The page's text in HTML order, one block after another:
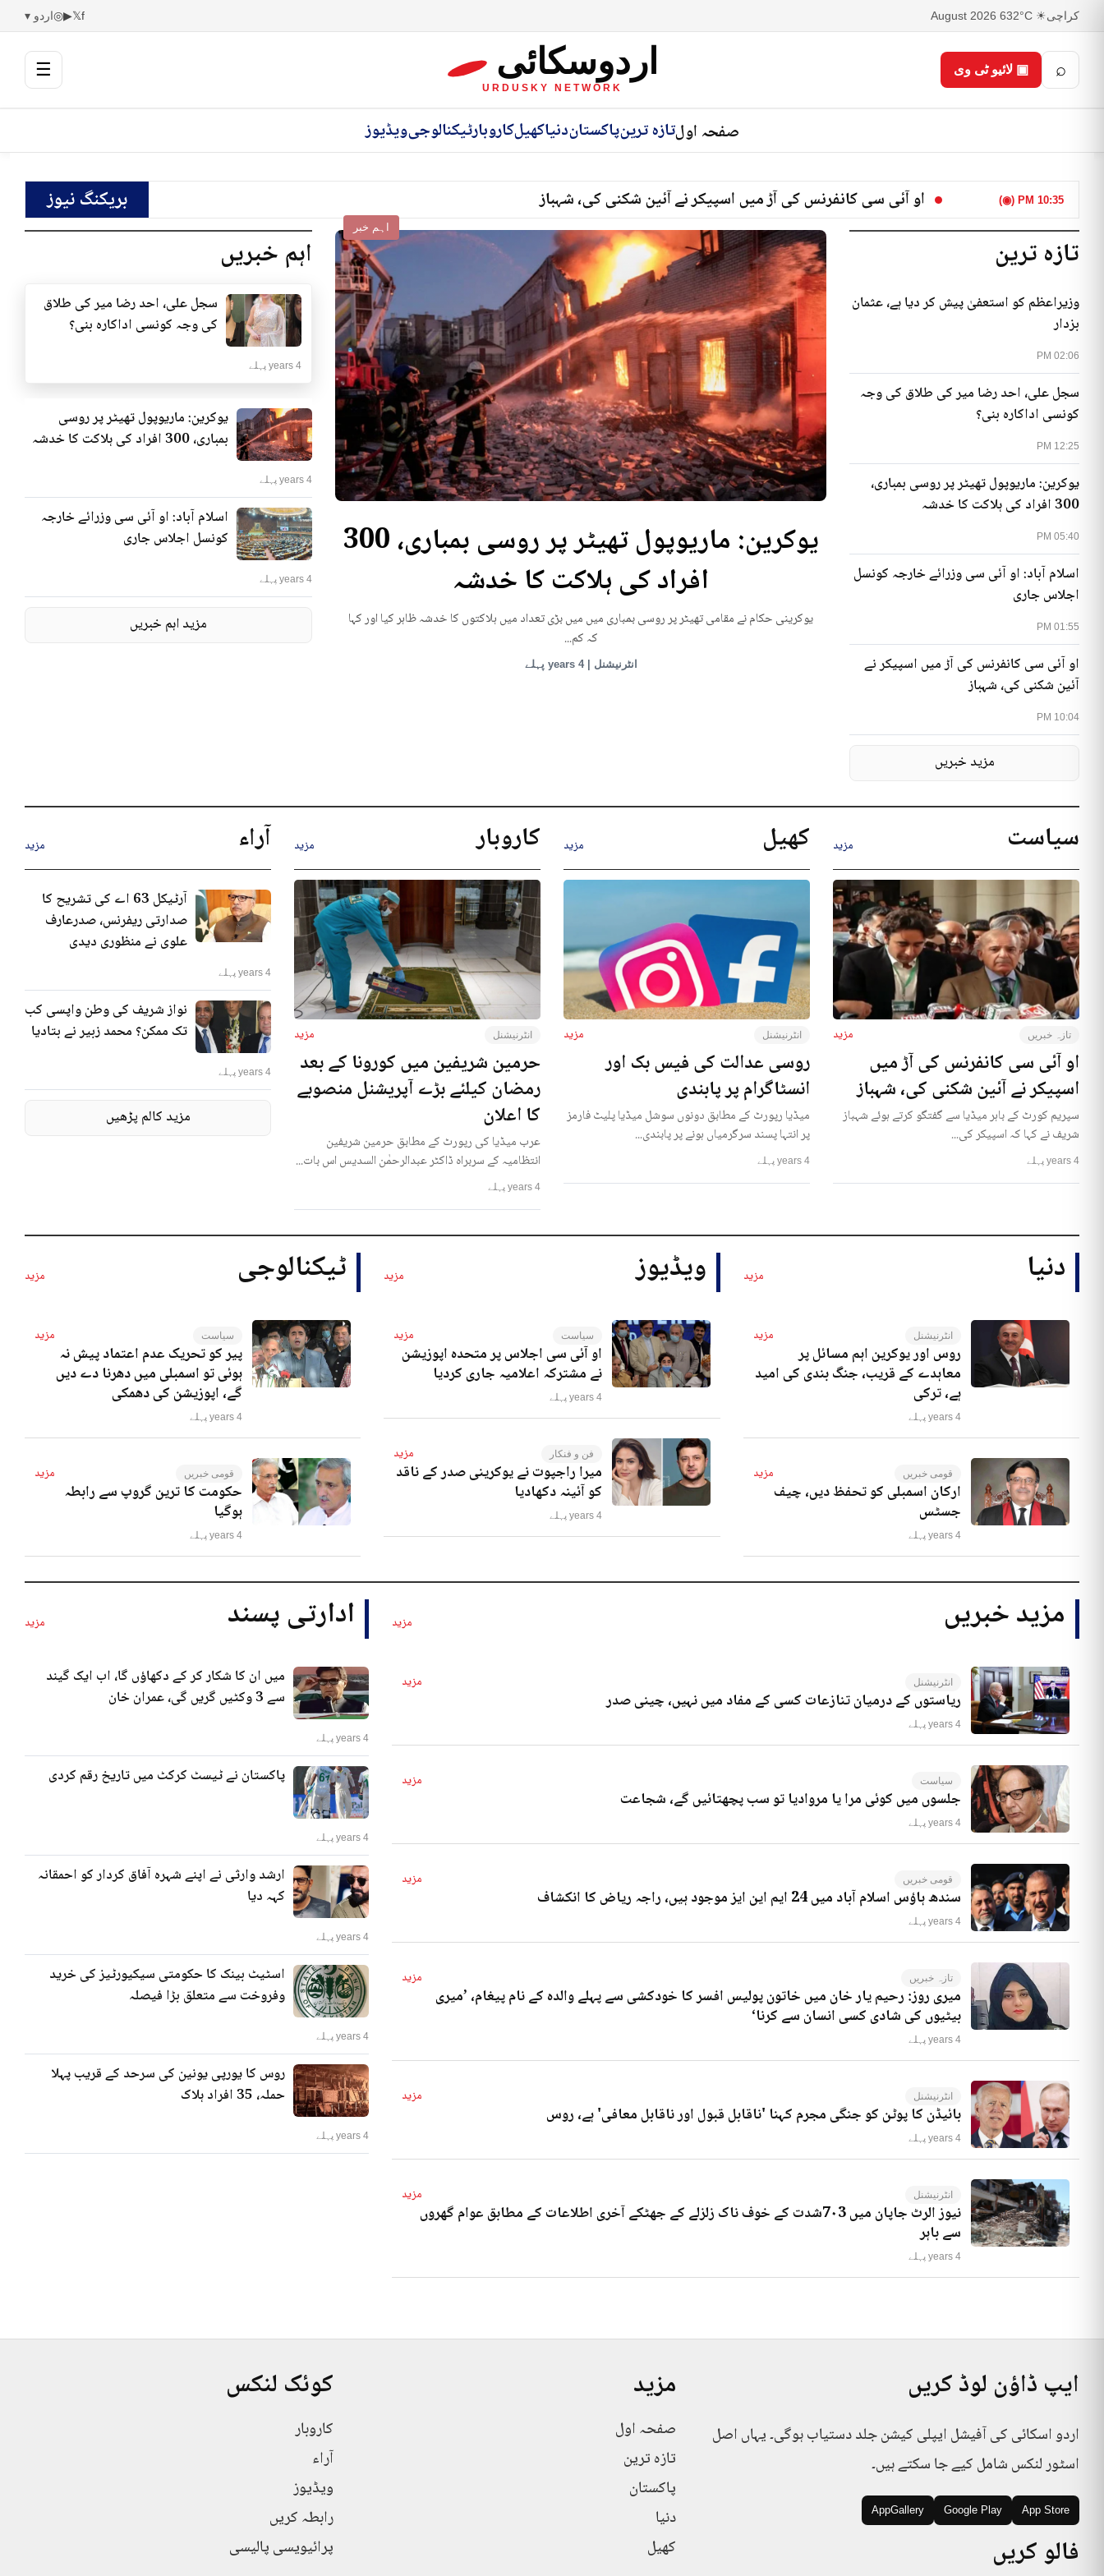
کراچی☀ 32°C
6 August 2026
f
𝕏
▶
◎اردو ▾
⌕ ▣ لائیو ٹی وی اردوسکائی
URDUSKY NETWORK
☰
صفحہ اولتازہ ترینپاکستاندنیاکھیلکاروبارٹیکنالوجیویڈیوز
10:35 PM (◉) او آئی سی کانفرنس کی آڑ میں اسپیکر نے آئین شکنی کی، شہباز بریکنگ نیوز
تازہ ترین
02:06 PM
وزیراعظم کو استعفیٰ پیش کر دیا ہے، عثمان
بزدار
12:25 PM
سجل علی، احد رضا میر کی طلاق کی وجہ
کونسی اداکارہ بنی؟
05:40 PM
یوکرین: ماریوپول تھیٹر پر روسی بمباری،
300 افراد کی ہلاکت کا خدشہ
01:55 PM
اسلام آباد: او آئی سی وزرائے خارجہ کونسل
اجلاس جاری
10:04 PM
او آئی سی کانفرنس کی آڑ میں اسپیکر نے
آئین شکنی کی، شہباز
مزید خبریں
اہم خبر
یوکرین: ماریوپول تھیٹر پر روسی بمباری، 300
افراد کی ہلاکت کا خدشہ
یوکرینی حکام نے مقامی تھیٹر پر روسی بمباری میں میں بڑی تعداد میں ہلاکتوں کا خدشہ ظاہر کیا اور کہا
کہ کم...
انٹرنیشنل | 4 years پہلے
اہم خبریں
سجل علی، احد رضا میر کی طلاق
کی وجہ کونسی اداکارہ بنی؟
4 years پہلے
یوکرین: ماریوپول تھیٹر پر روسی
بمباری، 300 افراد کی ہلاکت کا خدشہ
4 years پہلے
اسلام آباد: او آئی سی وزرائے خارجہ
کونسل اجلاس جاری
4 years پہلے
مزید اہم خبریں
سیاست مزید
تازہ خبریں مزید
او آئی سی کانفرنس کی آڑ میں
اسپیکر نے آئین شکنی کی، شہباز
سپریم کورٹ کے باہر میڈیا سے گفتگو کرتے ہوئے شہباز
شریف نے کہا کہ اسپیکر کی...
4 years پہلے
کھیل مزید
انٹرنیشنل مزید
روسی عدالت کی فیس بک اور
انسٹاگرام پر پابندی
میڈیا رپورٹ کے مطابق دونوں سوشل میڈیا پلیٹ فارمز
پر انتہا پسند سرگرمیاں ہونے پر پابندی...
4 years پہلے
کاروبار مزید
انٹرنیشنل مزید
حرمین شریفین میں کورونا کے بعد
رمضان کیلئے بڑے آپریشنل منصوبے
کا اعلان
عرب میڈیا کی رپورٹ کے مطابق حرمین شریفین
انتظامیہ کے سربراہ ڈاکٹر عبدالرحمٰن السدیس اس بات...
4 years پہلے
آراء مزید
آرٹیکل 63 اے کی تشریح کا
صدارتی ریفرنس، صدرعارف
علوی نے منظوری دیدی
4 years پہلے
نواز شریف کی وطن واپسی کب
تک ممکن؟ محمد زبیر نے بتادیا
4 years پہلے
مزید کالم پڑھیں
دنیا مزید
انٹرنیشنل مزید
روس اور یوکرین اہم مسائل پر
معاہدے کے قریب، جنگ بندی کی امید
ہے، ترکی
4 years پہلے
قومی خبریں مزید
ارکان اسمبلی کو تحفظ دیں، چیف
جسٹس
4 years پہلے
ویڈیوز مزید
سیاست مزید
او آئی سی اجلاس پر متحدہ اپوزیشن
نے مشترکہ اعلامیہ جاری کردیا
4 years پہلے
فن و فنکار مزید
میرا راجپوت نے یوکرینی صدر کے ناقد
کو آئینہ دکھادیا
4 years پہلے
ٹیکنالوجی مزید
سیاست مزید
پیر کو تحریک عدم اعتماد پیش نہ
ہوئی تو اسمبلی میں دھرنا دے دیں
گے، اپوزیشن کی دھمکی
4 years پہلے
قومی خبریں مزید
حکومت کا ترین گروپ سے رابطہ
ہوگیا
4 years پہلے
مزید خبریں مزید
انٹرنیشنل مزید
ریاستوں کے درمیان تنازعات کسی کے مفاد میں نہیں، چینی صدر
4 years پہلے
سیاست مزید
جلسوں میں کوئی مرا یا مروادیا تو سب پچھتائیں گے، شجاعت
4 years پہلے
قومی خبریں مزید
سندھ ہاؤس اسلام آباد میں 24 ایم این ایز موجود ہیں، راجہ ریاض کا انکشاف
4 years پہلے
تازہ خبریں مزید
میری روز: رحیم یار خان میں خاتون پولیس افسر کا خودکشی سے پہلے والدہ کے نام پیغام، ’میری
بیٹیوں کی شادی کسی انسان سے کرنا‘
4 years پہلے
انٹرنیشنل مزید
بائیڈن کا پوٹن کو جنگی مجرم کہنا 'ناقابل قبول اور ناقابل معافی' ہے، روس
4 years پہلے
انٹرنیشنل مزید
نیوز الرٹ جاپان میں 7۰3شدت کے خوف ناک زلزلے کے جھٹکے آخری اطلاعات کے مطابق عوام گھروں
سے باہر
4 years پہلے
ادارتی پسند مزید
میں ان کا شکار کر کے دکھاؤں گا، اب ایک گیند
سے 3 وکٹیں گریں گی، عمران خان
4 years پہلے
پاکستان نے ٹیسٹ کرکٹ میں تاریخ رقم کردی
4 years پہلے
ارشد وارثی نے اپنے شہرہ آفاق کردار کو احمقانہ
کہہ دیا
4 years پہلے
اسٹیٹ بینک کا حکومتی سیکیورٹیز کی خرید
وفروخت سے متعلق بڑا فیصلہ
4 years پہلے
روس کا یورپی یونین کی سرحد کے قریب پہلا
حملہ، 35 افراد ہلاک
4 years پہلے
ایپ ڈاؤن لوڈ کریں
اردو اسکائی کی آفیشل ایپلی کیشن جلد دستیاب ہوگی۔ یہاں اصل
اسٹور لنکس شامل کیے جا سکتے ہیں۔
App Store
Google Play
AppGallery
فالو کریں
مزید
صفحہ اول
تازہ ترین
پاکستان
دنیا
کھیل
کوئک لنکس
کاروبار
آراء
ویڈیوز
رابطہ کریں
پرائیویسی پالیسی